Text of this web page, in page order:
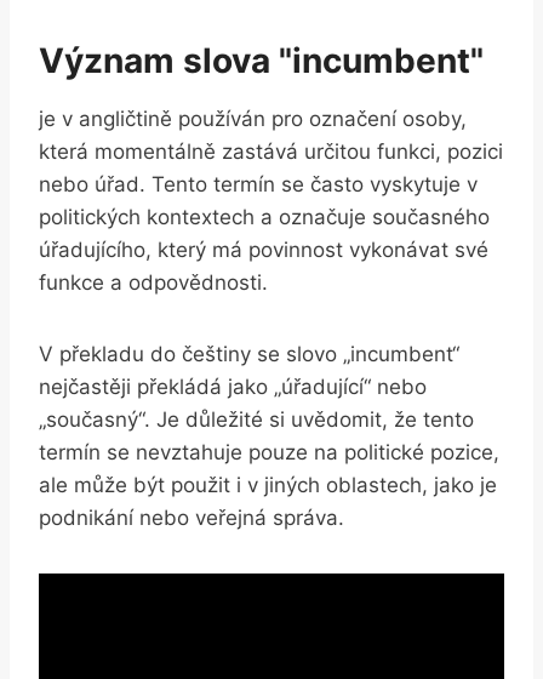
Význam⁢ slova "incumbent"
je v angličtině používán pro označení osoby,
která momentálně zastává určitou funkci, pozici
nebo úřad. Tento termín se často vyskytuje v
politických kontextech a ⁤označuje současného
úřadujícího, který má povinnost vykonávat své
funkce‌ a odpovědnosti.
V překladu do češtiny se slovo „incumbent“
nejčastěji překládá jako „úřadující“ nebo
„současný“. Je důležité si uvědomit, že tento
termín⁤ se nevztahuje pouze na politické pozice,
ale může být použit i v jiných⁣ oblastech, jako je
podnikání nebo veřejná správa.